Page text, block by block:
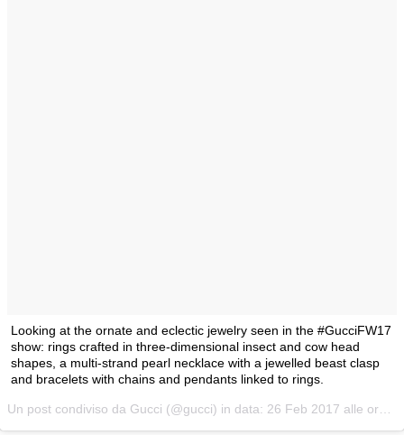
Looking at the ornate and eclectic jewelry seen in the #GucciFW17
show: rings crafted in three-dimensional insect and cow head
shapes, a multi-strand pearl necklace with a jewelled beast clasp
and bracelets with chains and pendants linked to rings.
Un post condiviso da Gucci (@gucci) in data: 26 Feb 2017 alle ore 14:20 PST